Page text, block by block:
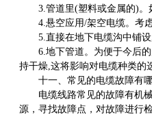
3.管道里(塑料或金属的)。
4.悬空应用/架空电缆。考虑
5.直接在地下电缆沟中铺设,
6.地下管道。为便于今后的
持干燥,这将影响对电缆种类的
十一、常见的电缆故障有
电缆线路常见的故障有机械
源，寻找故障点，对故障进行